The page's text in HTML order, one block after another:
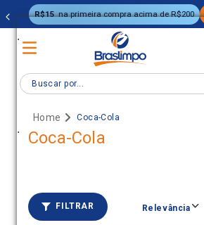
.
.
R$15 na primeira compra acima de R$200
Buscar por...
Coca-Cola
Coca-Cola
FILTRAR Relevância